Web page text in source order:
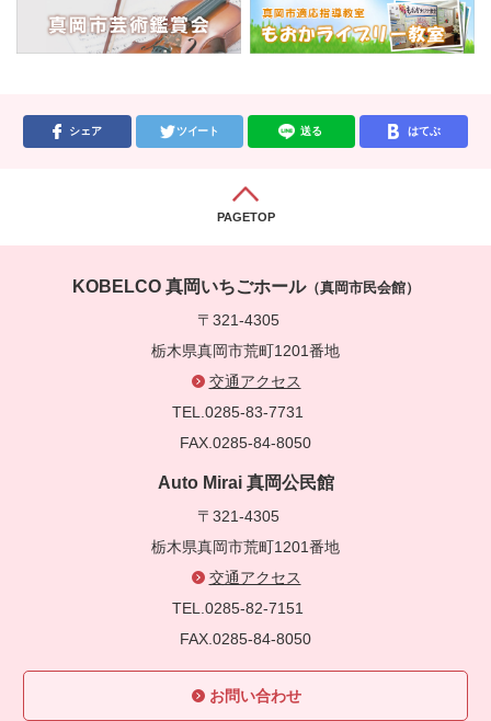
シェア ツイート 送る はてぶ
PAGETOP
KOBELCO 真岡いちごホール（真岡市民会館）
〒321-4305
栃木県真岡市荒町1201番地
交通アクセス
TEL.0285-83-7731
FAX.0285-84-8050
Auto Mirai 真岡公民館
〒321-4305
栃木県真岡市荒町1201番地
交通アクセス
TEL.0285-82-7151
FAX.0285-84-8050
お問い合わせ